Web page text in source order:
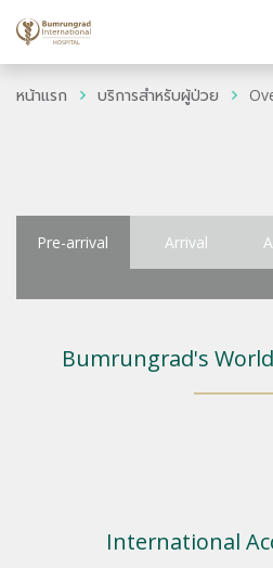
หน้าแรก บริการสำหรับผู้ป่วย
Pre-arrival Arrival
Bumrungrad's
International